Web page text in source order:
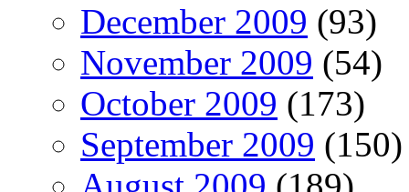
December 2009 (93)
November 2009 (54)
October 2009 (173)
September 2009 (150)